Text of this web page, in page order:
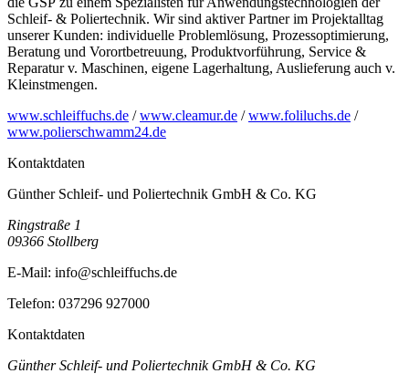
Schleif- & Poliertechnik. Wir sind aktiver Partner im Projektalltag
unserer Kunden: individuelle Problemlösung, Prozessoptimierung,
Beratung und Vorortbetreuung, Produktvorführung, Service &
Reparatur v. Maschinen, eigene Lagerhaltung, Auslieferung auch v.
Kleinstmengen.
www.schleiffuchs.de /www.cleamur.de /www.foliluchs.de /
www.polierschwamm24.de
Kontaktdaten
Günther Schleif- und Poliertechnik GmbH & Co. KG
Ringstraße 1
09366 Stollberg
E-Mail: info@schleiffuchs.de
Telefon: 037296 927000
Kontaktdaten
Günther Schleif- und Poliertechnik GmbH & Co. KG